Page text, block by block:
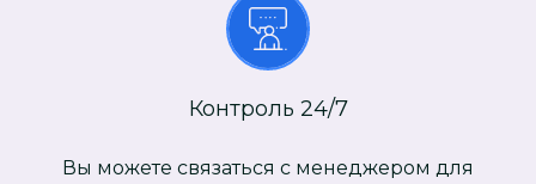
Контроль 24/7
Вы можете связаться с менеджером для